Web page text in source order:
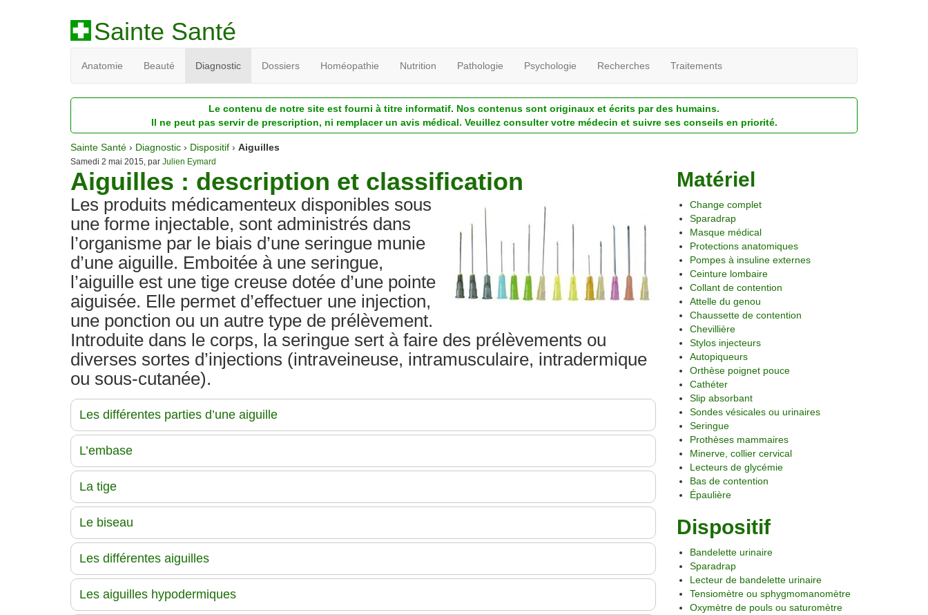
Sainte Santé
Anatomie Beauté Diagnostic Dossiers Homéopathie Nutrition Pathologie Psychologie Recherches Traitements
Le contenu de notre site est fourni à titre informatif. Nos contenus sont originaux et écrits par des humains.
Il ne peut pas servir de prescription, ni remplacer un avis médical. Veuillez consulter votre médecin et suivre ses conseils en priorité.
Sainte Santé › Diagnostic › Dispositif › Aiguilles
Samedi 2 mai 2015, par Julien Eymard
Aiguilles : description et classification
Les produits médicamenteux disponibles sous
une forme injectable, sont administrés dans
l’organisme par le biais d’une seringue munie
d’une aiguille. Emboitée à une seringue,
l’aiguille est une tige creuse dotée d’une pointe
aiguisée. Elle permet d’effectuer une injection,
une ponction ou un autre type de prélèvement.
Introduite dans le corps, la seringue sert à faire des prélèvements ou
diverses sortes d’injections (intraveineuse, intramusculaire, intradermique
ou sous-cutanée).
Les différentes parties d’une aiguille
L’embase
La tige
Le biseau
Les différentes aiguilles
Les aiguilles hypodermiques
Matériel
Change complet
Sparadrap
Masque médical
Protections anatomiques
Pompes à insuline externes
Ceinture lombaire
Collant de contention
Attelle du genou
Chaussette de contention
Chevillière
Stylos injecteurs
Autopiqueurs
Orthèse poignet pouce
Cathéter
Slip absorbant
Sondes vésicales ou urinaires
Seringue
Prothèses mammaires
Minerve, collier cervical
Lecteurs de glycémie
Bas de contention
Épaulière
Dispositif
Bandelette urinaire
Sparadrap
Lecteur de bandelette urinaire
Tensiomètre ou sphygmomanomètre
Oxymètre de pouls ou saturomètre